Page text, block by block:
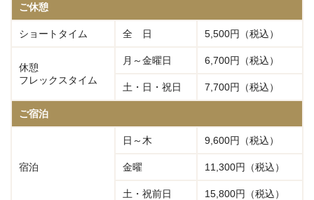
ご休憩
ショートタイム 全 日 5,500円（税込）
休憩
フレックスタイム
月～金曜日 6,700円（税込）
土・日・祝日 7,700円（税込）
ご宿泊
宿泊
日～木 9,600円（税込）
金曜 11,300円（税込）
土・祝前日 15,800円（税込）